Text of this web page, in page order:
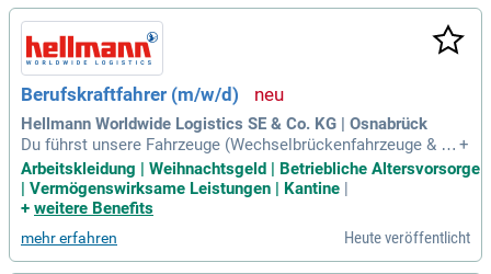
Berufskraftfahrer (m/w/d)
Hellmann Worldwide Logistics SE & Co. KG | Osnabrück
Du führst unsere Fahrzeuge (Wechselbrückenfahrzeuge & Sa
ttelzugmaschinen) unter Einhaltung der gesetzlichen Vorsch
riften; Die Be- und Entladetätigkeiten mit Hubwagen oder E-
Ameise gehören zu deinen täglichen Aufgaben; Du übernim
+
Arbeitskleidung | Weihnachtsgeld | Betriebliche Altersvorsorge
| Vermögenswirksame Leistungen | Kantine |
+ weitere Benefits
mehr erfahren Heute veröffentlicht